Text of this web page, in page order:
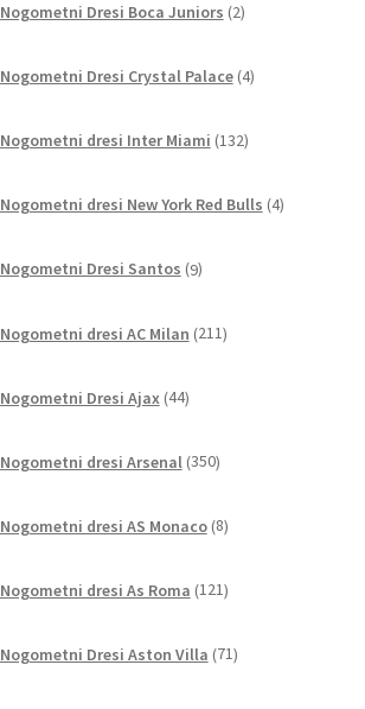
Nogometni Dresi Boca Juniors 2izdelka
Nogometni Dresi Crystal Palace 4izdelki
Nogometni dresi Inter Miami 132izdelkov
Nogometni dresi New York Red Bulls 4izdelki
Nogometni Dresi Santos 9izdelkov
Nogometni dresi AC Milan 211izdelkov
Nogometni Dresi Ajax 44izdelkov
Nogometni dresi Arsenal 350izdelkov
Nogometni dresi AS Monaco 8izdelkov
Nogometni dresi As Roma 121izdelkov
Nogometni Dresi Aston Villa 71izdelkov